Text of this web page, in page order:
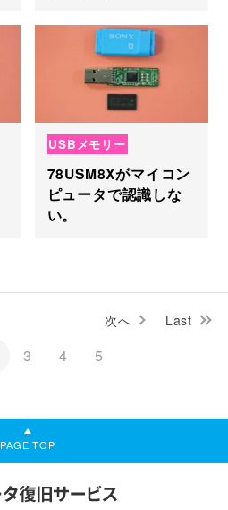
USBメモリー
78USM8Xがマイコン
ピュータで認識しな
い。
3 4 5
次へ Last
PAGE TOP